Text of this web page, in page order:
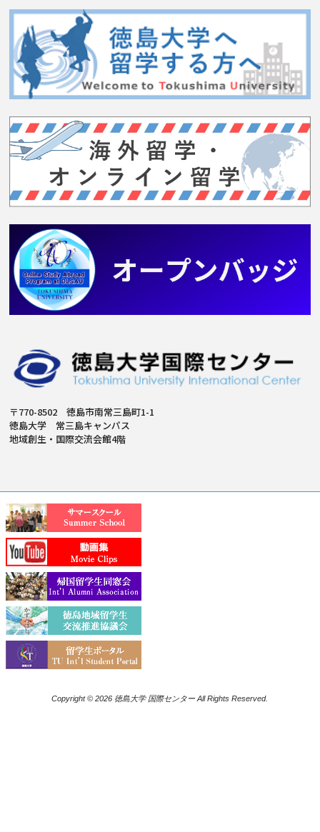
〒770-8502 徳島市南常三島町1-1
徳島大学 常三島キャンパス
地域創生・国際交流会館4階
Copyright © 2026 徳島大学 国際センター All Rights Reserved.